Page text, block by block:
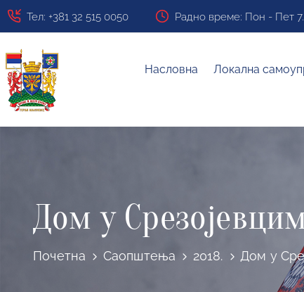
Тел: +381 32 515 0050 Радно време: Пон - Пет
Насловна Локална
Дом у
Почетна Саопштења 2018. Дом у